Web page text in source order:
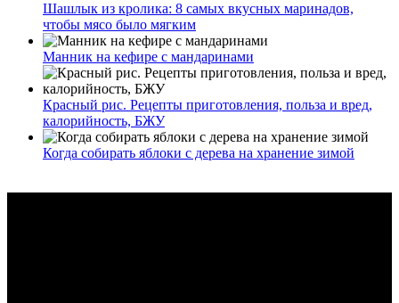
Шашлык из кролика: 8 самых вкусных маринадов,
чтобы мясо было мягким
Манник на кефире с мандаринами
Красный рис. Рецепты приготовления, польза и вред,
калорийность, БЖУ
Когда собирать яблоки с дерева на хранение зимой